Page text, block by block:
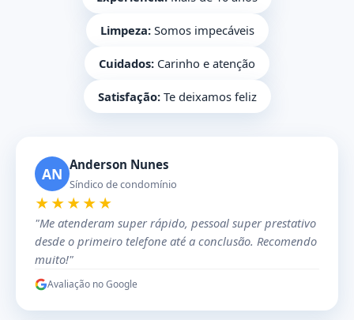
Limpeza:Somos impecáveis
Cuidados: Carinho e atenção
Satisfação:Te deixamos feliz
AN Anderson Nunes
Síndico de condomínio
★★★★★
"Me atenderam super rápido, pessoal super prestativo
desde o primeiro telefone até a conclusão. Recomendo
muito!"
Avaliação no Google